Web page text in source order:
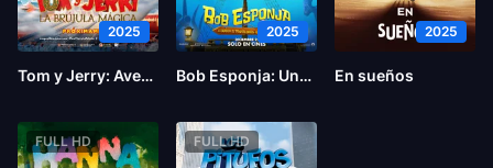
2025
Tom y Jerry: Aventura en el tiempo
2025
Bob Esponja: Una aventura pirata
2025
En sueños
FULL HD FULL HD